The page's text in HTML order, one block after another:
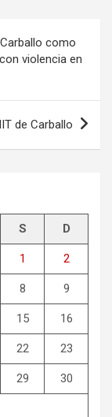
como
violencia en
de Carballo
S D
1 2
8 9
15 16
22 23
29 30